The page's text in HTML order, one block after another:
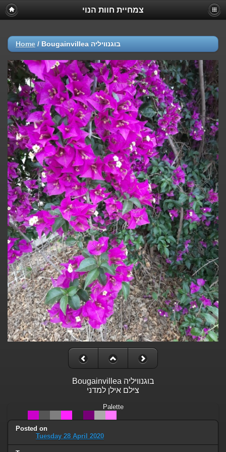
צמחיית חוות הנוי
Home / Bougainvillea בוגנוויליה
Bougainvillea בוגנוויליה
צילם אילן למדני
Palette
Posted on
Tuesday 28 April 2020